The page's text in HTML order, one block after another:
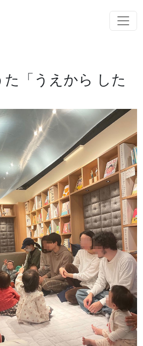
ション
た「うえから した